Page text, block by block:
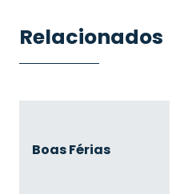
Relacionados
Boas Férias